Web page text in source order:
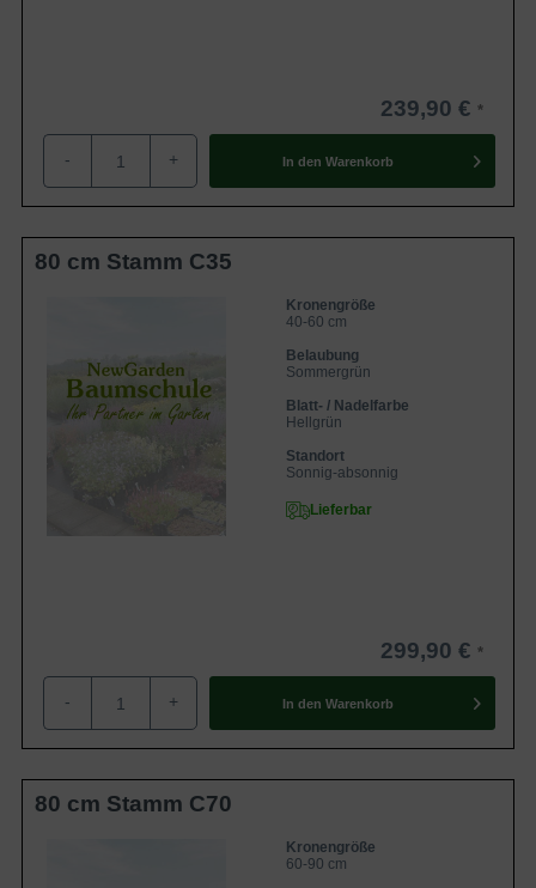
239,90 €
- + In den Warenkorb
80 cm Stamm C35
Kronengröße
40-60 cm
Belaubung
Sommergrün
Blatt- / Nadelfarbe
Hellgrün
Standort
Sonnig-absonnig
Lieferbar
299,90 €
- + In den Warenkorb
80 cm Stamm C70
Kronengröße
60-90 cm